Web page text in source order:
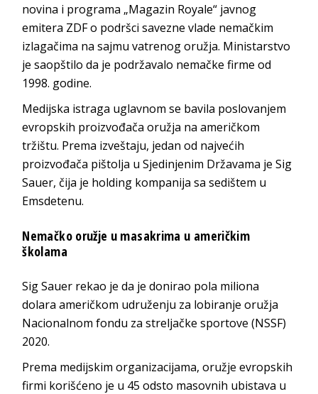
novina i programa „Magazin Royale“ javnog
emitera ZDF o podršci savezne vlade nemačkim
izlagačima na sajmu vatrenog oružja. Ministarstvo
je saopštilo da je podržavalo nemačke firme od
1998. godine.
Medijska istraga uglavnom se bavila poslovanjem
evropskih proizvođača oružja na američkom
tržištu. Prema izveštaju, jedan od najvećih
proizvođača pištolja u Sjedinjenim Državama je Sig
Sauer, čija je holding kompanija sa sedištem u
Emsdetenu.
Nemačko oružje u masakrima u američkim
školama
Sig Sauer rekao je da je donirao pola miliona
dolara američkom udruženju za lobiranje oružja
Nacionalnom fondu za streljačke sportove (NSSF)
2020.
Prema medijskim organizacijama, oružje evropskih
firmi korišćeno je u 45 odsto masovnih ubistava u